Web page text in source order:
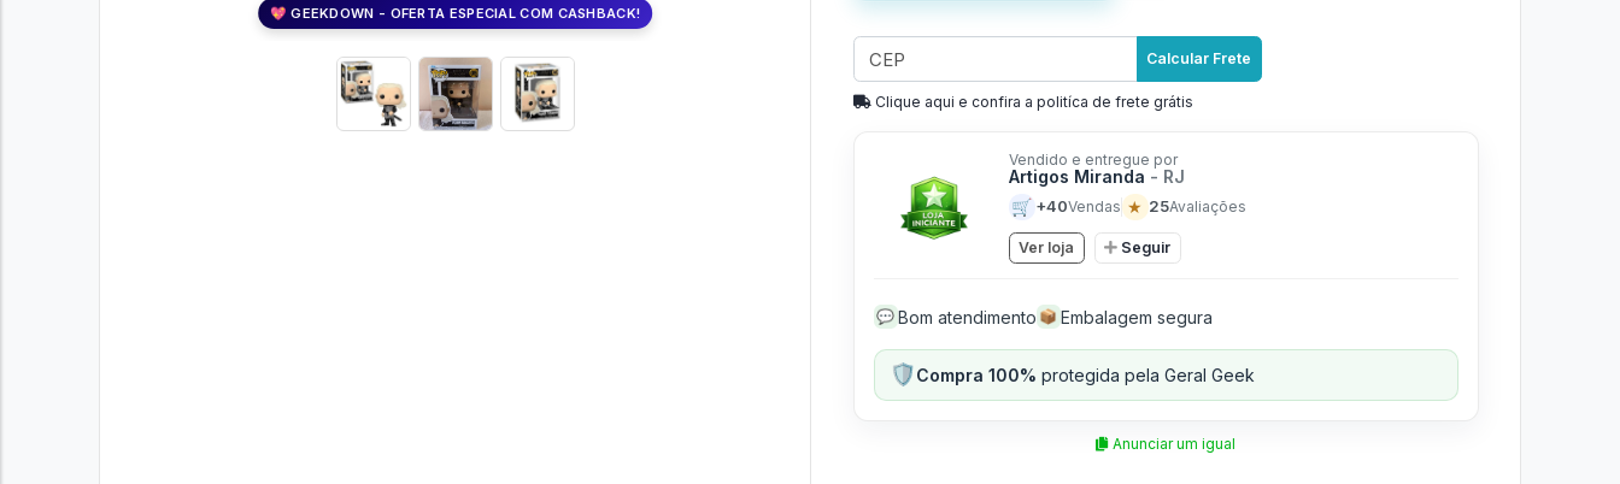
💖 GEEKDOWN - OFERTA ESPECIAL COM CASHBACK!
Calcular Frete
Clique aqui e confira a politíca de frete grátis
Vendido e entregue por
Artigos Miranda - RJ
🛒 +40Vendas ★ 25Avaliações
Ver loja Seguir
💬 Bom atendimento 📦 Embalagem segura
🛡️Compra 100% protegida pela Geral Geek
Anunciar um igual